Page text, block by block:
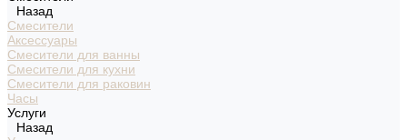
Назад
Смесители
Аксессуары
Смесители для ванны
Смесители для кухни
Смесители для раковин
Часы
Услуги
Назад